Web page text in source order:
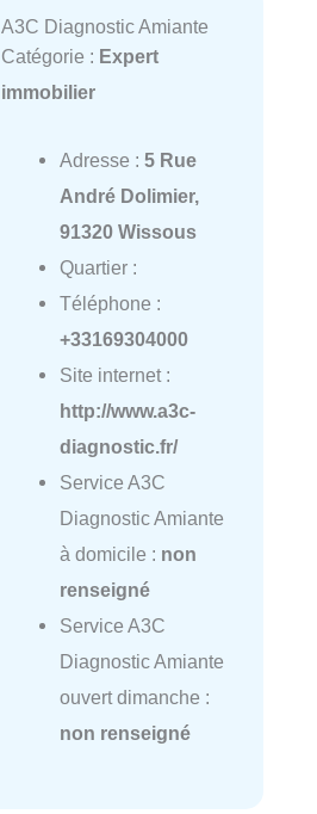
A3C Diagnostic Amiante
Catégorie : Expert
immobilier
Adresse : 5 Rue
André Dolimier,
91320 Wissous
Quartier :
Téléphone :
+33169304000
Site internet :
http://www.a3c-
diagnostic.fr/
Service A3C
Diagnostic Amiante
à domicile : non
renseigné
Service A3C
Diagnostic Amiante
ouvert dimanche :
non renseigné